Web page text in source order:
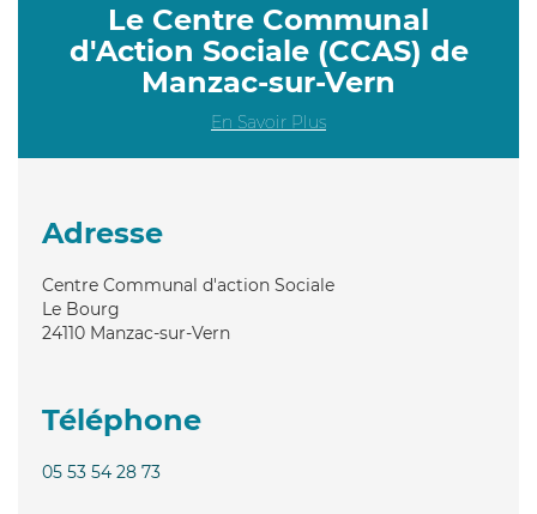
Le Centre Communal
d'Action Sociale (CCAS) de
Manzac-sur-Vern
En Savoir Plus
Adresse
Centre Communal d'action Sociale
Le Bourg
24110 Manzac-sur-Vern
Téléphone
05 53 54 28 73